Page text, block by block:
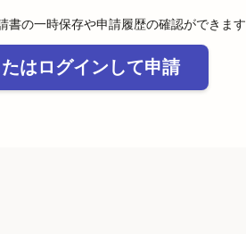
書の一時保存や申請履歴の確認ができま
はログインして申請